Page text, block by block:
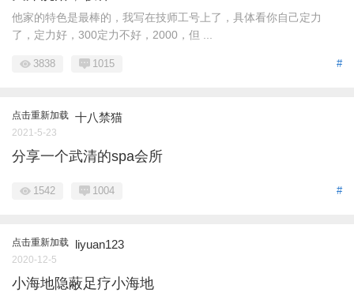
他家的特色是最棒的，我写在技师工号上了，具体看你自己定力
了，定力好，300定力不好，2000，但 ...
#
3838 1015
点击重新加载 十八禁猫
2021-5-23
分享一个武清的spa会所
#
1542 1004
点击重新加载 liyuan123
2020-12-5
小海地隐蔽足疗小海地